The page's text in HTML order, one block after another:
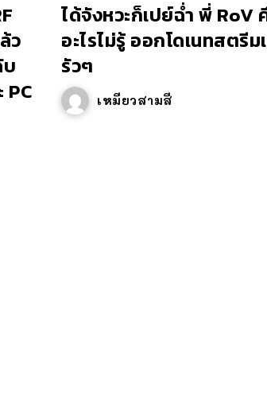
ว
บ
PC
ได้จังหวะก็เปย์ฉ่ำ พี่ RoV
อะไรไม่รู้ ออกโดเนทสตรีม
รัวๆ
เหมียวสามสี